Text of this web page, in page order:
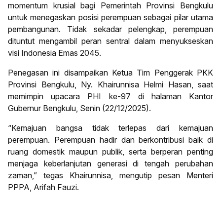
momentum krusial bagi Pemerintah Provinsi Bengkulu
untuk menegaskan posisi perempuan sebagai pilar utama
pembangunan. Tidak sekadar pelengkap, perempuan
dituntut mengambil peran sentral dalam menyukseskan
visi Indonesia Emas 2045.
Penegasan ini disampaikan Ketua Tim Penggerak PKK
Provinsi Bengkulu, Ny. Khairunnisa Helmi Hasan, saat
memimpin upacara PHI ke-97 di halaman Kantor
Gubernur Bengkulu, Senin (22/12/2025).
“Kemajuan bangsa tidak terlepas dari kemajuan
perempuan. Perempuan hadir dan berkontribusi baik di
ruang domestik maupun publik, serta berperan penting
menjaga keberlanjutan generasi di tengah perubahan
zaman,” tegas Khairunnisa, mengutip pesan Menteri
PPPA, Arifah Fauzi.